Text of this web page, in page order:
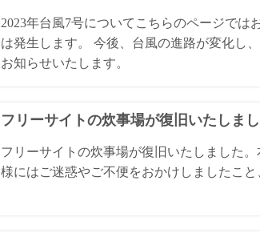
2023年台風7号についてこちらのページで
は発生します。 今後、台風の進路が変化し
お知らせいたします。
フリーサイトの炊事場が復旧いたしまし
フリーサイトの炊事場が復旧いたしました
様にはご迷惑やご不便をおかけしましたこと